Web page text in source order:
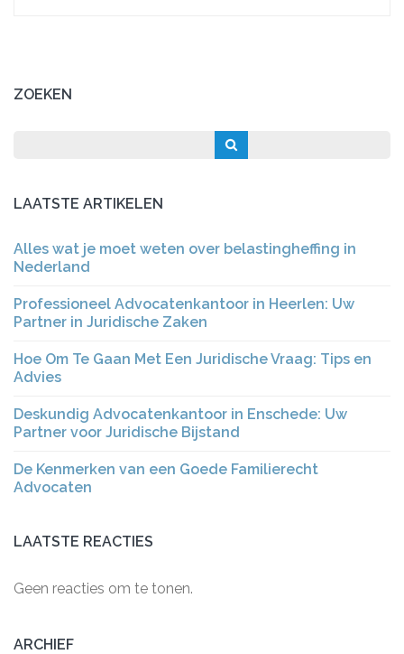
ZOEKEN
LAATSTE ARTIKELEN
Alles wat je moet weten over belastingheffing in
Nederland
Professioneel Advocatenkantoor in Heerlen: Uw
Partner in Juridische Zaken
Hoe Om Te Gaan Met Een Juridische Vraag: Tips en
Advies
Deskundig Advocatenkantoor in Enschede: Uw
Partner voor Juridische Bijstand
De Kenmerken van een Goede Familierecht
Advocaten
LAATSTE REACTIES
Geen reacties om te tonen.
ARCHIEF